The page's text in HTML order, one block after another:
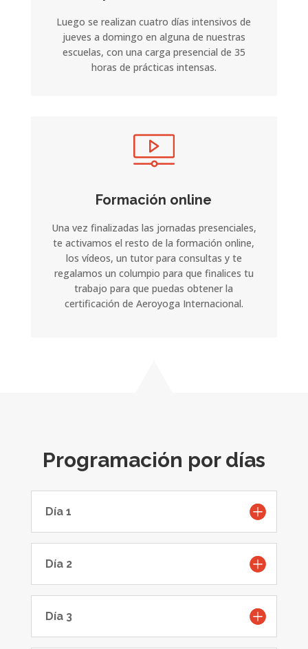
Luego se realizan cuatro días intensivos de
jueves a domingo en alguna de nuestras
escuelas, con una carga presencial de 35
horas de prácticas intensas.
Formación online
Una vez finalizadas las jornadas presenciales,
te activamos el resto de la formación online,
los vídeos, un tutor para consultas y te
regalamos un columpio para que finalices tu
trabajo para que puedas obtener la
certificación de Aeroyoga Internacional.
Programación por días
Día 1
Día 2
Día 3